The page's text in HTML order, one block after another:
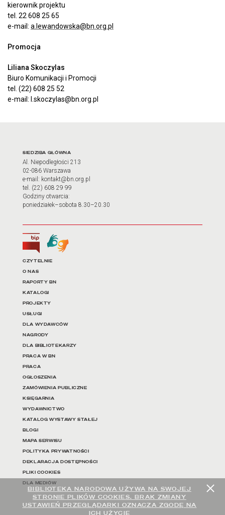
BIBLIOTEKA NARODOWA UŻYWA NA SWOJEJ
STRONIE PLIKÓW COOKIES. BRAK ZMIANY
USTAWIEŃ PRZEGLĄDARKI OZNACZA ZGODĘ NA
ICH UŻYCIE
kierownik projektu
tel. 22 608 25 65
e-mail: a.lewandowska@bn.org.pl
Promocja
Liliana Skoczylas
Biuro Komunikacji i Promocji
tel. (22) 608 25 52
e-mail: l.skoczylas@bn.org.pl
Adres oraz godziny
SIEDZIBA GŁÓWNA
Al. Niepodległości 213
02-086 Warszawa
e-mail: kontakt@bn.org.pl
tel. (22) 608 29 99
Godziny otwarcia:
poniedziałek–sobota 8.30–20.30
Biuletyn Informacji Publicznej
Tłumacz języka migowego
Linki do najważniejszych
CZYTELNIE
O NAS
RAPORTY BN
KATALOGI
PROJEKTY
USŁUGI
DLA WYDAWCÓW
NAGRODY
DLA BIBLIOTEKARZY
PRACA W BN
PRACA
OGŁOSZENIA
ZAMÓWIENIA PUBLICZNE
KSIĘGARNIA
WYDAWNICTWO
KATALOG WYSTAWY STAŁEJ
BLOGI
MAPA SERWISU
POLITYKA PRYWATNOŚCI
DEKLARACJA DOSTĘPNOŚCI
PLIKI COOKIES
DLA MEDIÓW